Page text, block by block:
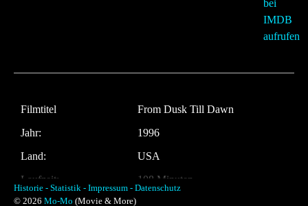
Filmtitel
From Dusk Till Dawn
Jahr:
1996
Land:
USA
Laufzeit:
108 Minuten
Regie
Historie - Statistik - Impressum - Datenschutz
© 2026 Mo-Mo (Movie & More)